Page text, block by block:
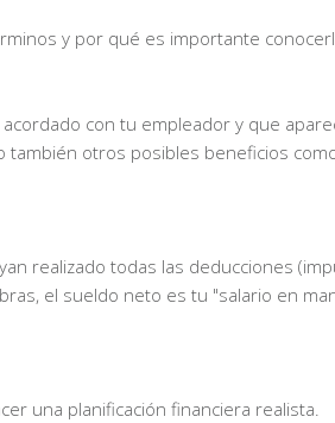
y por qué es importante
con tu empleador y que
también otros posibles beneficios
realizado todas las deducciones
el sueldo neto es tu "salario en
una planificación financiera realista.